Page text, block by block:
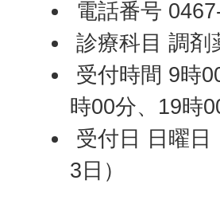
電話番号
診療科目 調剤
受付時間 9時
時00分、19時
受付日 日曜日
3日）